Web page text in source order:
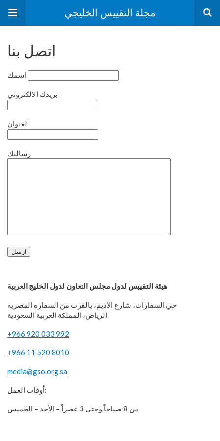
مجلة التقييس الخليجي
اتصل بنا
بريدك الالكتروني
العنوان
رسالتك
هيئة التقييس لدول مجلس التعاون لدول الخليج العربية
حي السفارات، شارع الأديم، بالقرب من السفارة المصرية
الرياض، المملكة العربية السعودية
+966 920 033 992
+966 11 520 8010
media@gso.org.sa
أوقات العمل:
من 8 صباحاً وحتى 3 عصراً – الأحد – الخميس